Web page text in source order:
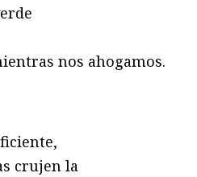
nos ahogamos.
crujen la